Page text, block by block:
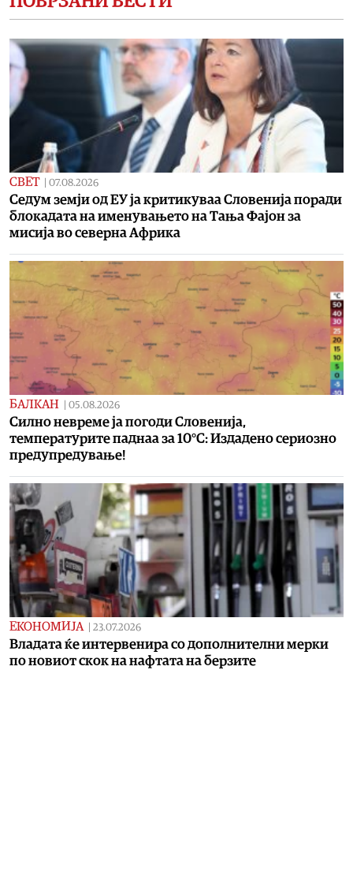
СВЕТ 07.08.2026
Седум земји од ЕУ ја критикуваа Словенија поради
блокадата на именувањето на Тања Фајон за
мисија во cеверна Африка
БАЛКАН 05.08.2026
Силно невреме ја погоди Словенија,
температурите паднаа за 10°C: Издадено сериозно
предупредување!
ЕКОНОМИЈА 23.07.2026
Владата ќе интервенира со дополнителни мерки
по новиот скок на нафтата на берзите